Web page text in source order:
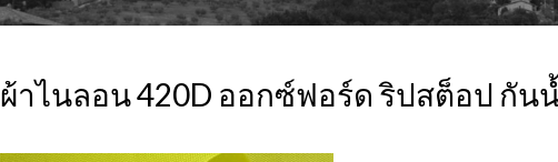
ผ้าไนลอน 420D ออกซ์ฟอร์ด ริปสต็อป กัน